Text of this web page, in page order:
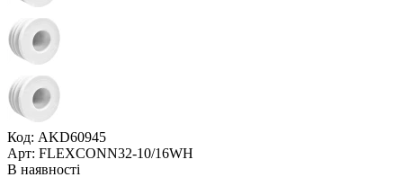
Код: AKD60945
Арт: FLEXCONN32-10/16WH
В наявності